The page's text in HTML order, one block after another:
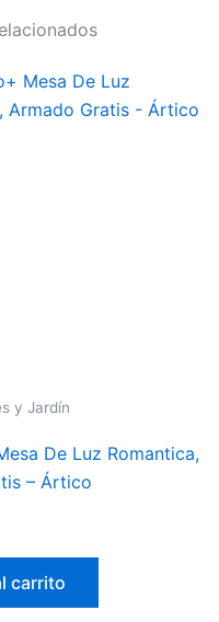
y Jardín
De Luz Romantica,
– Ártico
carrito